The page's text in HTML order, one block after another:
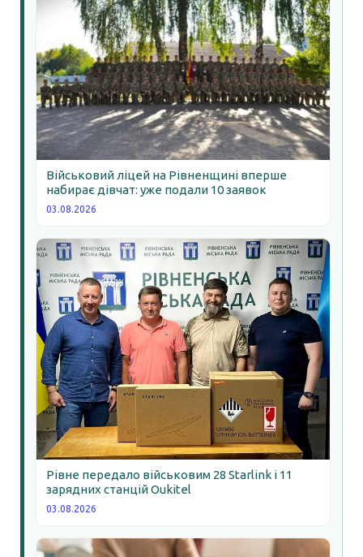
Військовий ліцей на Рівненщині вперше
набирає дівчат: уже подали 10 заявок
03.08.2026
Рівне передало військовим 28 Starlink і 11
зарядних станцій Oukitel
03.08.2026